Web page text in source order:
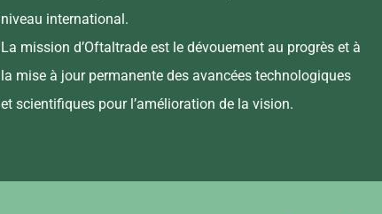
niveau international.
La mission d’Oftaltrade est le dévouement au progrès et à
la mise à jour permanente des avancées technologiques
et scientifiques pour l’amélioration de la vision.